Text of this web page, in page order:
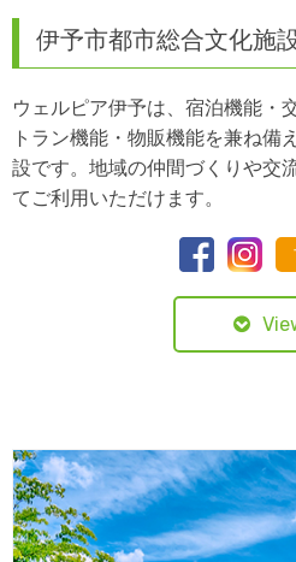
伊予市都市総合文化施
ウェルピア伊予は、宿泊機能・
トラン機能・物販機能を兼ね備
設です。地域の仲間づくりや交
てご利用いただけます。